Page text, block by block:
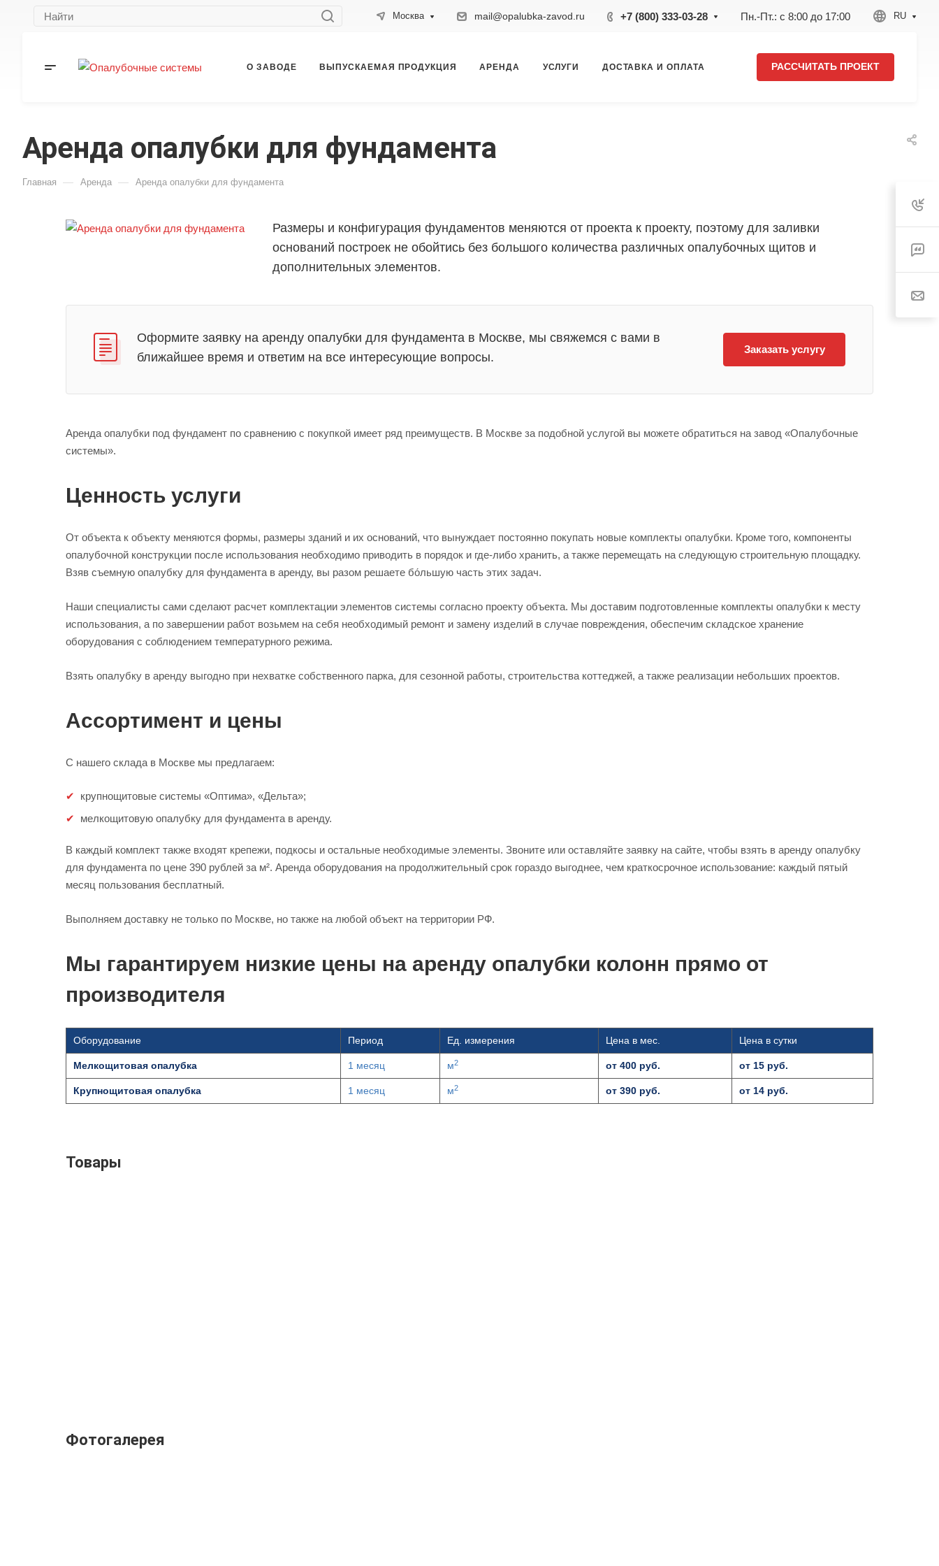
Москва mail@opalubka-zavod.ru +7 (800) 333-03-28 Пн.-Пт.: с 8:00 до 17:00 RU
О ЗАВОДЕ ВЫПУСКАЕМАЯ ПРОДУКЦИЯ АРЕНДА УСЛУГИ ДОСТАВКА И ОПЛАТА РАССЧИТАТЬ ПРОЕКТ
Аренда опалубки для фундамента
Главная — Аренда — Аренда опалубки для фундамента
Размеры и конфигурация фундаментов меняются от проекта к проекту, поэтому для заливки
оснований построек не обойтись без большого количества различных опалубочных щитов и
дополнительных элементов.
Оформите заявку на aренду опалубки для фундамента в Москве, мы свяжемся с вами в
ближайшее время и ответим на все интересующие вопросы.
Заказать услугу
Аренда опалубки под фундамент по сравнению с покупкой имеет ряд преимуществ. В Москве за подобной услугой вы можете обратиться на завод «Опалубочные
системы».
Ценность услуги
От объекта к объекту меняются формы, размеры зданий и их оснований, что вынуждает постоянно покупать новые комплекты опалубки. Кроме того, компоненты
опалубочной конструкции после использования необходимо приводить в порядок и где-либо хранить, а также перемещать на следующую строительную площадку.
Взяв съемную опалубку для фундамента в аренду, вы разом решаете бо́льшую часть этих задач.
Наши специалисты сами сделают расчет комплектации элементов системы согласно проекту объекта. Мы доставим подготовленные комплекты опалубки к месту
использования, а по завершении работ возьмем на себя необходимый ремонт и замену изделий в случае повреждения, обеспечим складское хранение
оборудования с соблюдением температурного режима.
Взять опалубку в аренду выгодно при нехватке собственного парка, для сезонной работы, строительства коттеджей, а также реализации небольших проектов.
Ассортимент и цены
С нашего склада в Москве мы предлагаем:
крупнощитовые системы «Оптима», «Дельта»;
мелкощитовую опалубку для фундамента в аренду.
В каждый комплект также входят крепежи, подкосы и остальные необходимые элементы. Звоните или оставляйте заявку на сайте, чтобы взять в аренду опалубку
для фундамента по цене 390 рублей за м². Аренда оборудования на продолжительный срок гораздо выгоднее, чем краткосрочное использование: каждый пятый
месяц пользования бесплатный.
Выполняем доставку не только по Москве, но также на любой объект на территории РФ.
Мы гарантируем низкие цены на аренду опалубки колонн прямо от
производителя
Оборудование Период Ед. измерения Цена в мес. Цена в сутки
Мелкощитовая опалубка 1 месяц м2 от 400 руб. от 15 руб.
Крупнощитовая опалубка 1 месяц м2 от 390 руб. от 14 руб.
Товары
Фотогалерея